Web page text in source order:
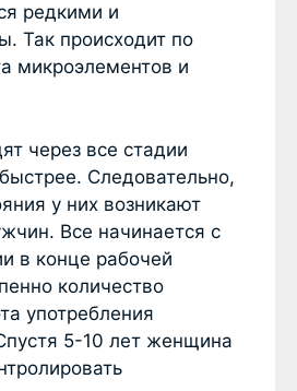
редкими и
Так происходит по
микроэлементов и
через все стадии
Следовательно,
у них возникают
Все начинается с
в конце рабочей
количество
употребления
5-10 лет женщина